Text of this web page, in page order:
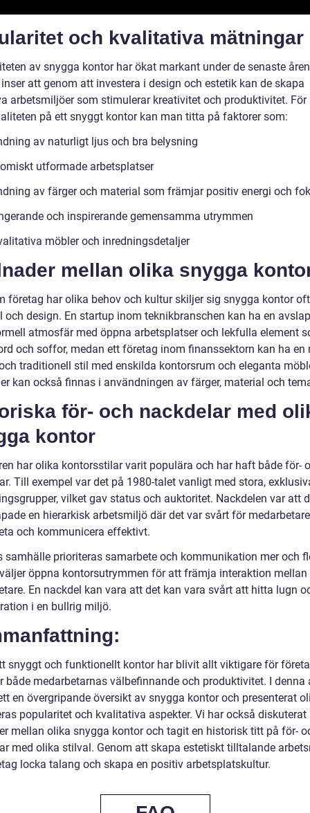
och kvalitativa mätningar
av snygga kontor har ökat markant under de senaste
att genom att investera i design och estetik kan de skapa
arbetsmiljöer som stimulerar kreativitet och produktivitet. För
på ett snyggt kontor kan man titta på faktorer som:
av naturligt ljus och bra belysning
utformade arbetsplatser
av färger och material som främjar positiv energi och
och inspirerande gemensamma utrymmen
möbler och inredningsdetaljer
mellan olika snygga
företag har olika behov och kultur skiljer sig snygga kontor
och design. En startup inom teknikbranschen kan ha en
atmosfär med öppna arbetsplatser och lekfulla element
och soffor, medan ett företag inom finanssektorn kan ha en
traditionell stil med enskilda kontorsrum och eleganta
kan också finnas i användningen av färger, material och
för- och nackdelar med
kontor
har olika kontorsstilar varit populära och har haft både för-
Till exempel var det på 1980-talet vanligt med stora,
vilket gav status och auktoritet. Nackdelen var att
en hierarkisk arbetsmiljö där det var svårt för
och kommunicera effektivt.
samhälle prioriteras samarbete och kommunikation mer och
öppna kontorsutrymmen för att främja interaktion mellan
En nackdel kan vara att det kan vara svårt att hitta lugn
i en bullrig miljö.
snyggt och funktionellt kontor har blivit allt viktigare för
både medarbetarnas välbefinnande och produktivitet. I denna
en övergripande översikt av snygga kontor och presenterat
popularitet och kvalitativa aspekter. Vi har också diskuterat
mellan olika snygga kontor och tagit en historisk titt på för-
med olika stilval. Genom att skapa estetiskt tilltalande
locka talang och skapa en positiv arbetsplatskultur.